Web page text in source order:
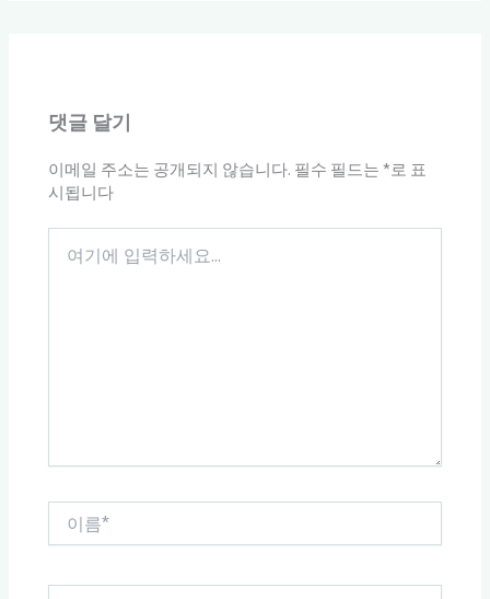
댓글 달기
이메일 주소는 공개되지 않습니다. 필수 필드는*로 표
시됩니다